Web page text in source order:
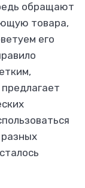
обращают
товара,
его